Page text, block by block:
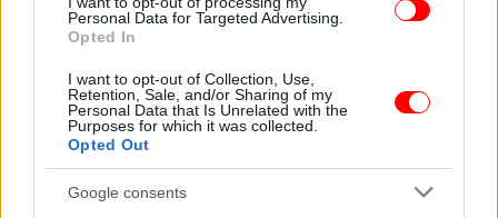
Personal Data for Targeted Advertising.
Opted In
I want to opt-out of Collection, Use,
Retention, Sale, and/or Sharing of my
Personal Data that Is Unrelated with the
Purposes for which it was collected.
Opted Out
Google consents
Σε έρευνα που πραγματοποιήθηκε στην οικία του,
βρέθηκαν και κατασχέθηκαν τα ρούχα που φορούσε
κατά τη διάπραξη των αξιόποινων πράξεών του την
27-4-2021, ενώ αναγνωρίσθηκε από το σύνολο των
θυμάτων του.